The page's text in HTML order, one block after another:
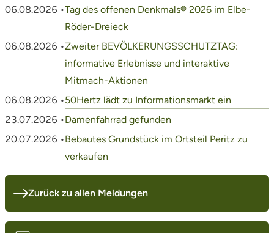
06.08.2026 •Tag des offenen Denkmals® 2026 im Elbe-
Röder-Dreieck
06.08.2026 •Zweiter BEVÖLKERUNGSSCHUTZTAG:
informative Erlebnisse und interaktive
Mitmach-Aktionen
06.08.2026 •50Hertz lädt zu Informationsmarkt ein
23.07.2026 •Damenfahrrad gefunden
20.07.2026 •Bebautes Grundstück im Ortsteil Peritz zu
verkaufen
Zurück zu allen Meldungen